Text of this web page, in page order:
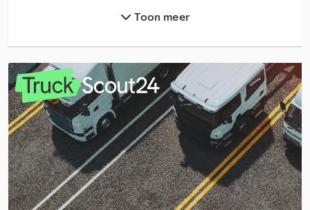
Atec Aanhangwagens Voor Personenauto
Atec K Aanhangers
Atec Open Laadbak Aanhangers
Autotransporter Aanhangers
Blomert Paardenaanhangers / Paardentrailers
Hapert Autotransporter Aanhangers
Henra Paardenaanhangers / Paardentrailers
Toon meer